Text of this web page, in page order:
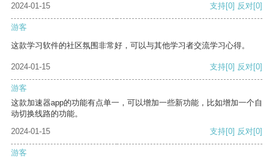
2024-01-15
支持[0] 反对[0]
游客
这款学习软件的社区氛围非常好，可以与其他学习者交流学习心得。
2024-01-15 支持[0] 反对[0]
游客
这款加速器app的功能有点单一，可以增加一些新功能，比如增加一个自
动切换线路的功能。
2024-01-15
支持[0] 反对[0]
游客